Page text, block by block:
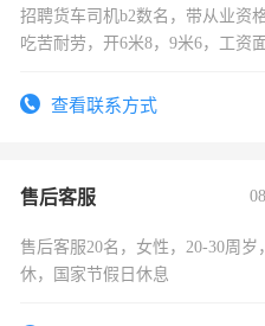
招聘货车司机b2数名，带从业资格
吃苦耐劳，开6米8，9米6，工资
查看联系方式
售后客服
售后客服20名，女性，20-30周岁
休，国家节假日休息